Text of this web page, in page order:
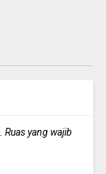
Ruas yang wajib